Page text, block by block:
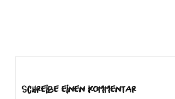
Schreibe einen Kommentar